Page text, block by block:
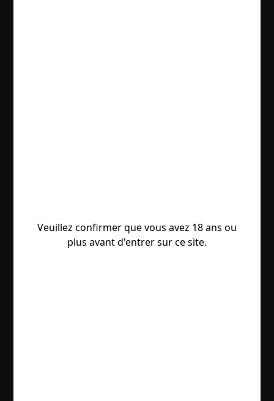
Veuillez confirmer que vous avez 18 ans ou
plus avant d'entrer sur ce site.